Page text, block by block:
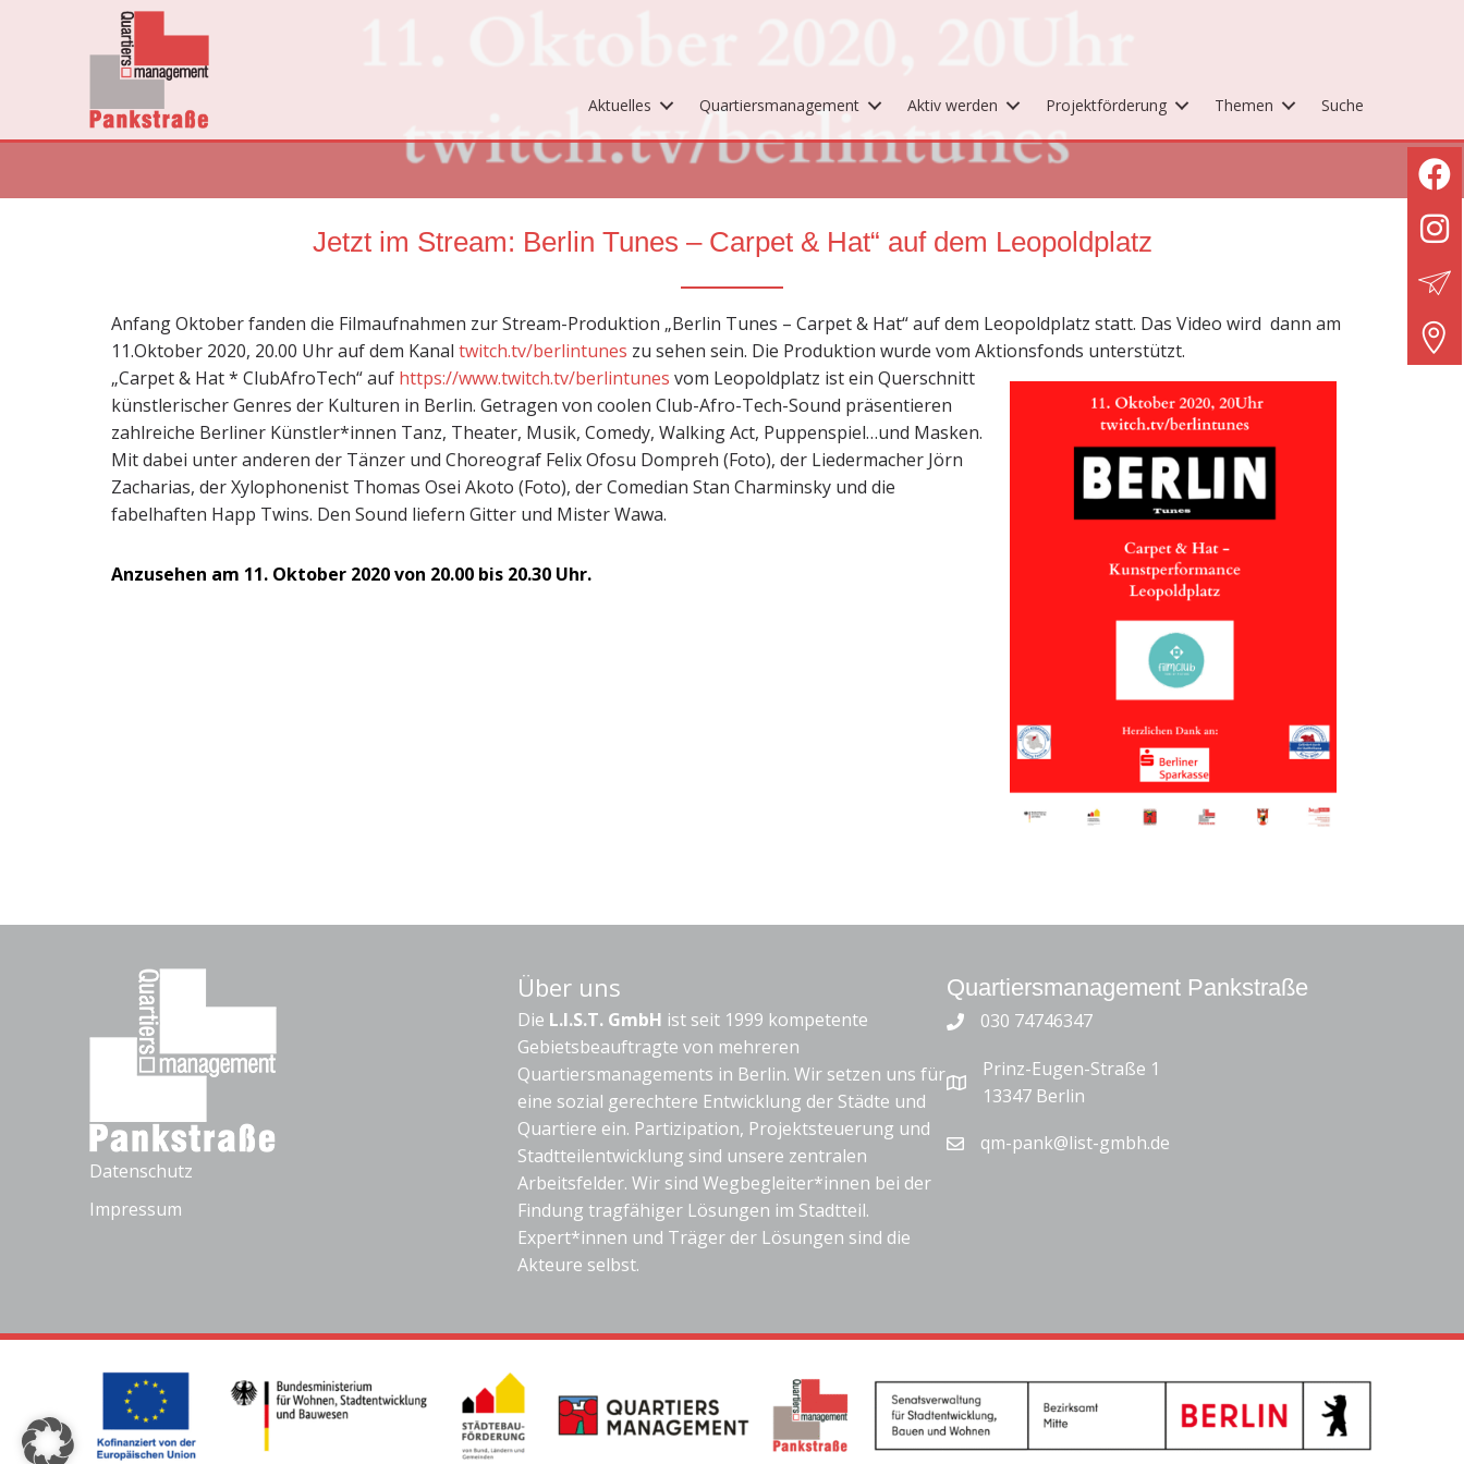
Aktuelles Quartiersmanagement Aktiv werden Projektförderung Themen Suche
Jetzt im Stream: Berlin Tunes – Carpet & Hat“ auf dem Leopoldplatz
Anfang Oktober fanden die Filmaufnahmen zur Stream-Produktion „Berlin Tunes – Carpet & Hat“ auf dem Leopoldplatz statt. Das Video wird dann am
11.Oktober 2020, 20.00 Uhr auf dem Kanal twitch.tv/berlintunes zu sehen sein. Die Produktion wurde vom Aktionsfonds unterstützt.
„Carpet & Hat * ClubAfroTech“ auf https://www.twitch.tv/berlintunes vom Leopoldplatz ist ein Querschnitt
künstlerischer Genres der Kulturen in Berlin. Getragen von coolen Club-Afro-Tech-Sound präsentieren
zahlreiche Berliner Künstler*innen Tanz, Theater, Musik, Comedy, Walking Act, Puppenspiel…und Masken.
Mit dabei unter anderen der Tänzer und Choreograf Felix Ofosu Dompreh (Foto), der Liedermacher Jörn
Zacharias, der Xylophonenist Thomas Osei Akoto (Foto), der Comedian Stan Charminsky und die
fabelhaften Happ Twins. Den Sound liefern Gitter und Mister Wawa.
Anzusehen am 11. Oktober 2020 von 20.00 bis 20.30 Uhr.
Datenschutz
Impressum
Über uns
Die L.I.S.T. GmbH ist seit 1999 kompetente
Gebietsbeauftragte von mehreren
Quartiersmanagements in Berlin. Wir setzen uns für
eine sozial gerechtere Entwicklung der Städte und
Quartiere ein. Partizipation, Projektsteuerung und
Stadtteilentwicklung sind unsere zentralen
Arbeitsfelder. Wir sind Wegbegleiter*innen bei der
Findung tragfähiger Lösungen im Stadtteil.
Expert*innen und Träger der Lösungen sind die
Akteure selbst.
Quartiersmanagement Pankstraße
030 74746347
Prinz-Eugen-Straße 1
13347 Berlin
qm-pank@list-gmbh.de